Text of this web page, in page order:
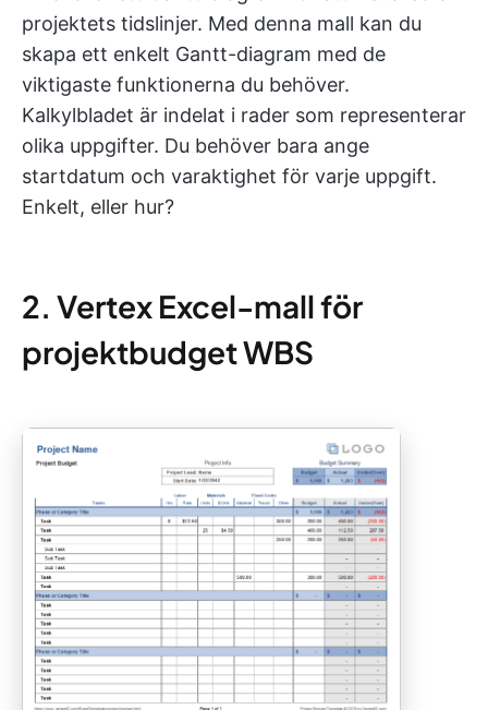
projektets tidslinjer. Med denna mall kan du
skapa ett enkelt Gantt-diagram med de
viktigaste funktionerna du behöver.
Kalkylbladet är indelat i rader som representerar
olika uppgifter. Du behöver bara ange
startdatum och varaktighet för varje uppgift.
Enkelt, eller hur?
2. Vertex Excel-mall för
projektbudget WBS